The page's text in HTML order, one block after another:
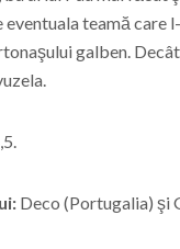
teamă care
galben.
Deco (Portugalia) şi